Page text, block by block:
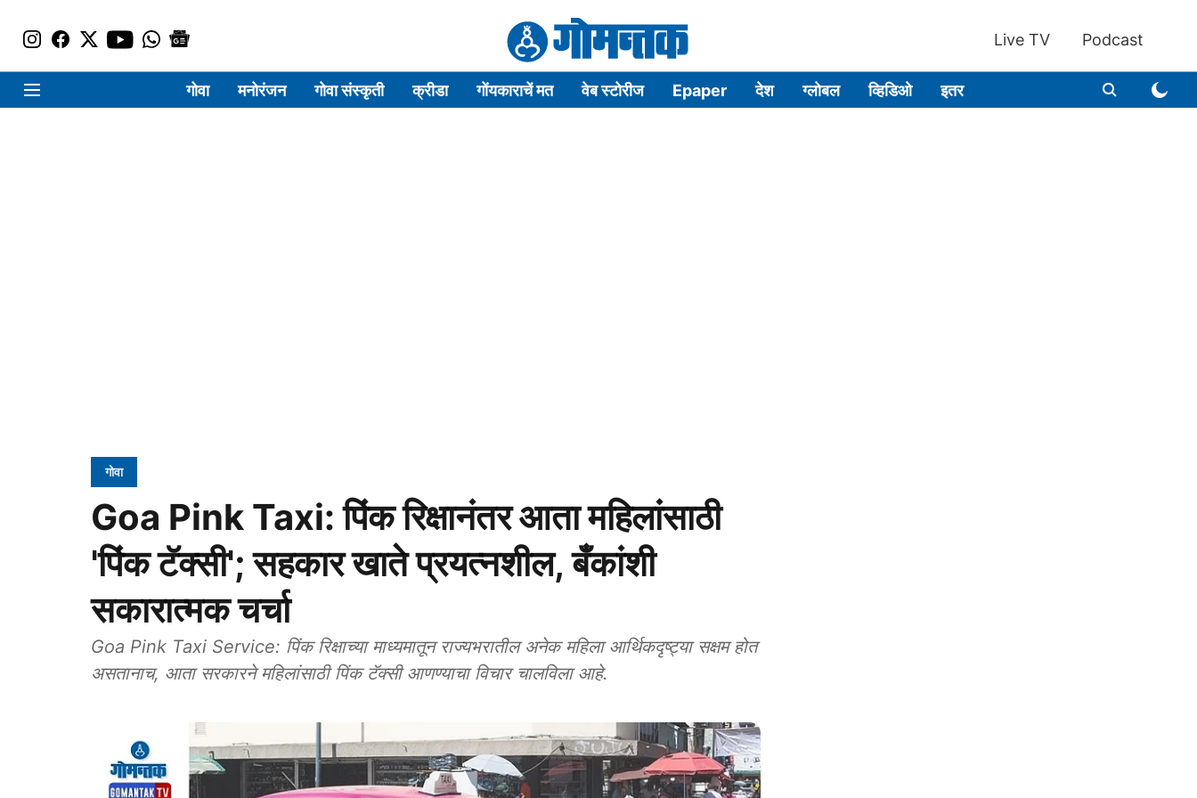
Live TV Podcast
गोवा मनोरंजन गोवा संस्कृती क्रीडा गोंयकाराचें मत वेब स्टोरीज Epaper देश ग्लोबल व्हिडिओ इतर
गोवा
Goa Pink Taxi: पिंक रिक्षानंतर आता महिलांसाठी
'पिंक टॅक्‍सी'; सहकार खाते प्रयत्‍नशील, बँकांशी
सकारात्मक चर्चा
Goa Pink Taxi Service: पिंक रिक्षाच्‍या माध्‍यमातून राज्‍यभरातील अनेक महिला आर्थिकदृष्‍ट्या सक्षम होत
असतानाच, आता सरकारने महिलांसाठी पिंक टॅक्‍सी आणण्‍याचा विचार चालविला आहे.